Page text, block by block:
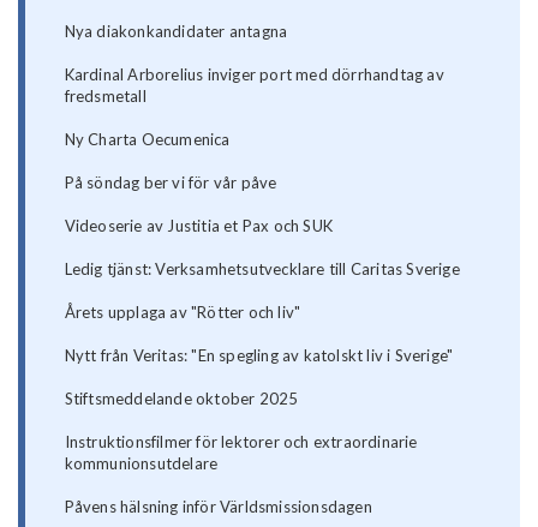
Nya diakonkandidater antagna
Kardinal Arborelius inviger port med dörrhandtag av
fredsmetall
Ny Charta Oecumenica
På söndag ber vi för vår påve
Videoserie av Justitia et Pax och SUK
Ledig tjänst: Verksamhetsutvecklare till Caritas Sverige
Årets upplaga av "Rötter och liv"
Nytt från Veritas: "En spegling av katolskt liv i Sverige"
Stiftsmeddelande oktober 2025
Instruktionsfilmer för lektorer och extraordinarie
kommunionsutdelare
Påvens hälsning inför Världsmissionsdagen